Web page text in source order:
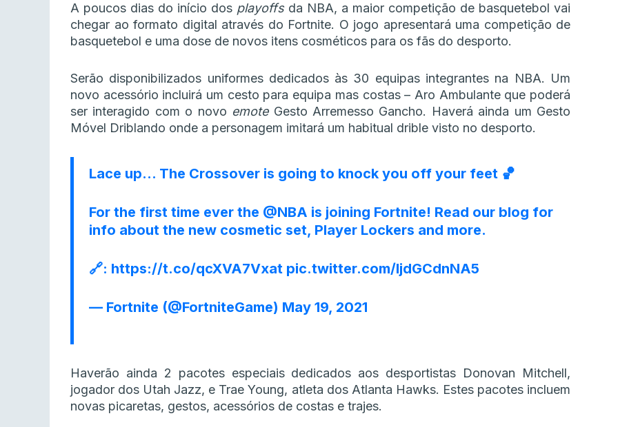
A poucos dias do início dos playoffsda NBA, a maior competição de basquetebol vai
chegar ao formato digital através do Fortnite. O jogo apresentará uma competição de
basquetebol e uma dose de novos itens cosméticos para os fãs do desporto.
Serão disponibilizados uniformes dedicados às 30 equipas integrantes na NBA. Um
novo acessório incluirá um cesto para equipa mas costas – Aro Ambulante que poderá
ser interagido com o novo emoteGesto Arremesso Gancho. Haverá ainda um Gesto
Móvel Driblando onde a personagem imitará um habitual drible visto no desporto.
Lace up… The Crossover is going to knock you off your feet 🏀
For the first time ever the @NBA is joining Fortnite! Read our blog for
info about the new cosmetic set, Player Lockers and more.
🔗: https://t.co/qcXVA7Vxat pic.twitter.com/IjdGCdnNA5
— Fortnite (@FortniteGame) May 19, 2021
Haverão ainda 2 pacotes especiais dedicados aos desportistas Donovan Mitchell,
jogador dos Utah Jazz, e Trae Young, atleta dos Atlanta Hawks. Estes pacotes incluem
novas picaretas, gestos, acessórios de costas e trajes.